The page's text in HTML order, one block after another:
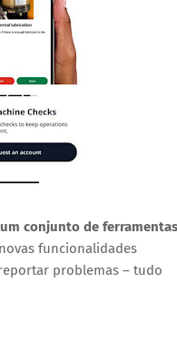
conjunto de ferramentas
funcionalidades
problemas – tudo